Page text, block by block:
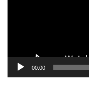
00:00